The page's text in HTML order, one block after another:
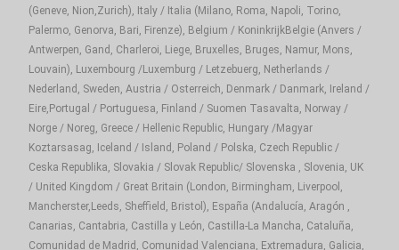
(Geneve, Nion,Zurich), Italy / Italia (Milano, Roma, Napoli, Torino,
Palermo, Genorva, Bari, Firenze), Belgium / KoninkrijkBelgie (Anvers /
Antwerpen, Gand, Charleroi, Liege, Bruxelles, Bruges, Namur, Mons,
Louvain), Luxembourg /Luxemburg / Letzebuerg, Netherlands /
Nederland, Sweden, Austria / Osterreich, Denmark / Danmark, Ireland /
Eire,Portugal / Portuguesa, Finland / Suomen Tasavalta, Norway /
Norge / Noreg, Greece / Hellenic Republic, Hungary /Magyar
Koztarsasag, Iceland / Island, Poland / Polska, Czech Republic /
Ceska Republika, Slovakia / Slovak Republic/ Slovenska , Slovenia, UK
/ United Kingdom / Great Britain (London, Birmingham, Liverpool,
Mancherster,Leeds, Sheffield, Bristol), España (Andalucía, Aragón ,
Canarias, Cantabria, Castilla y León, Castilla-La Mancha, Cataluña,
Comunidad de Madrid, Comunidad Valenciana, Extremadura, Galicia,